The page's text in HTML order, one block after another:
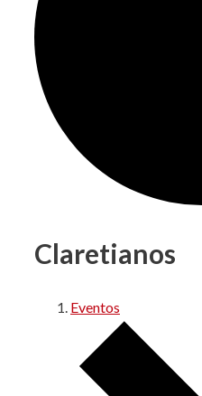
Claretianos
Eventos